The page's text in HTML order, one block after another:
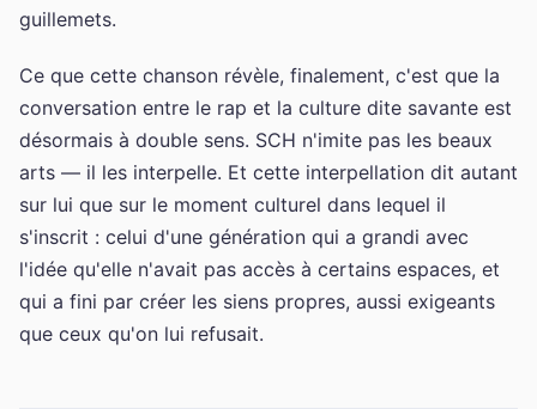
guillemets.
Ce que cette chanson révèle, finalement, c'est que la
conversation entre le rap et la culture dite savante est
désormais à double sens. SCH n'imite pas les beaux
arts — il les interpelle. Et cette interpellation dit autant
sur lui que sur le moment culturel dans lequel il
s'inscrit : celui d'une génération qui a grandi avec
l'idée qu'elle n'avait pas accès à certains espaces, et
qui a fini par créer les siens propres, aussi exigeants
que ceux qu'on lui refusait.